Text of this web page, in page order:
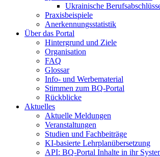
Ukrainische
Praxisbeispiele
Anerkennungsstatistik
Über das Portal
Hintergrund und Ziele
Organisation
FAQ
Glossar
Info- und Werbematerial
Stimmen zum BQ-Portal
Rückblicke
Aktuelles
Aktuelle Meldungen
Veranstaltungen
Studien und Fachbeiträge
KI-basierte Lehrplanübersetzung
API: BQ-Portal Inhalte in ihr